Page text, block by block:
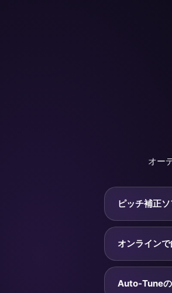
オー
ピッチ補正
ピッチ補正ソ
ラックの全体
チを補正しま
オンライン
MP3・WAV
ラッグして結
Auto-Tuneの